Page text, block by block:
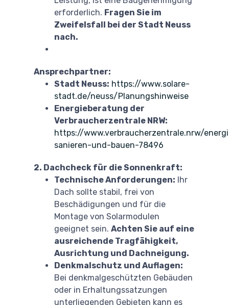
erforderlich. Fragen Sie im
Zweifelsfall bei der Stadt Neuss
nach.
Ansprechpartner:
Stadt Neuss: https://www.solare-
stadt.de/neuss/Planungshinweise
Energieberatung der
Verbraucherzentrale NRW:
https://www.verbraucherzentrale.nrw/
sanieren-und-bauen-78496
2. Dachcheck für die Sonnenkraft:
Technische Anforderungen: Ihr
Dach sollte stabil, frei von
Beschädigungen und für die
Montage von Solarmodulen
geeignet sein.Achten Sie auf eine
ausreichende Tragfähigkeit,
Ausrichtung und Dachneigung.
Denkmalschutz und Auflagen:
Bei denkmalgeschützten Gebäuden
oder in Erhaltungssatzungen
unterliegenden Gebieten kann es